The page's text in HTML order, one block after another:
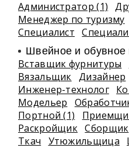
Администратор (1)
Менеджер по туризму
Специалист
Швейное и обувное
Вставщик фурнитуры
Вязальщик Дизайнер
Инженер-технолог
Модельер
Портной (1)
Раскройщик Сборщик
Ткач
Утюжильщица